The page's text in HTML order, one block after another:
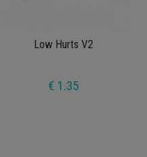
Low Hurts V2
€ 1.35